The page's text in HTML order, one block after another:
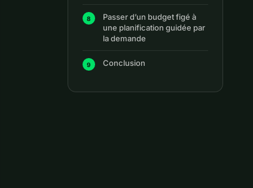
Passer d’un budget figé à
une planification guidée par
la demande
Conclusion